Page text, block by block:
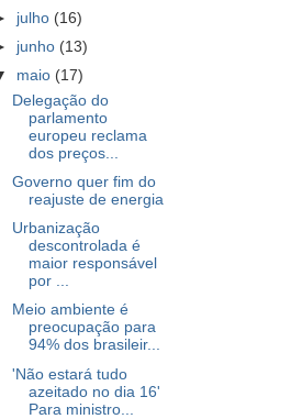
julho (16)
junho (13)
maio (17)
Delegação do
parlamento
europeu reclama
dos preços...
Governo quer fim do
reajuste de energia
Urbanização
descontrolada é
maior responsável
por ...
Meio ambiente é
preocupação para
94% dos brasileir...
'Não estará tudo
azeitado no dia 16'
Para ministro...